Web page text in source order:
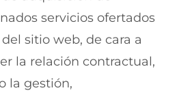
servicios ofertados
sitio web, de cara a
la relación contractual,
la gestión,